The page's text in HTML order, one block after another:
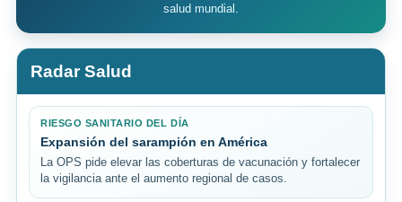
salud mundial.
Radar Salud
RIESGO SANITARIO DEL DÍA
Expansión del sarampión en América
La OPS pide elevar las coberturas de vacunación y fortalecer
la vigilancia ante el aumento regional de casos.